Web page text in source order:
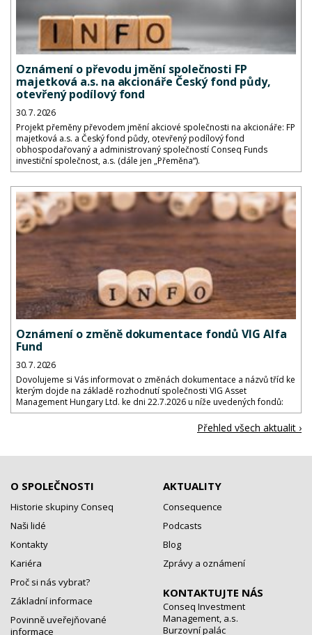
Oznámení o převodu jmění společnosti FP
majetková a.s. na akcionáře Český fond půdy,
otevřený podílový fond
30. 7. 2026
Projekt přeměny převodem jmění akciové společnosti na akcionáře: FP
majetková a.s. a Český fond půdy, otevřený podílový fond
obhospodařovaný a administrovaný společností Conseq Funds
investiční společnost, a.s. (dále jen „Přeměna“).
Oznámení o změně dokumentace fondů VIG Alfa
Fund
30. 7. 2026
Dovolujeme si Vás informovat o změnách dokumentace a názvů tříd ke
kterým dojde na základě rozhodnutí společnosti VIG Asset
Management Hungary Ltd. ke dni 22.7.2026 u níže uvedených fondů:
Přehled všech aktualit ›
O SPOLEČNOSTI
Historie skupiny Conseq
Naši lidé
Kontakty
Kariéra
Proč si nás vybrat?
Základní informace
Povinně uveřejňované
informace
AKTUALITY
Consequence
Podcasts
Blog
Zprávy a oznámení
KONTAKTUJTE NÁS
Conseq Investment
Management, a.s.
Burzovní palác